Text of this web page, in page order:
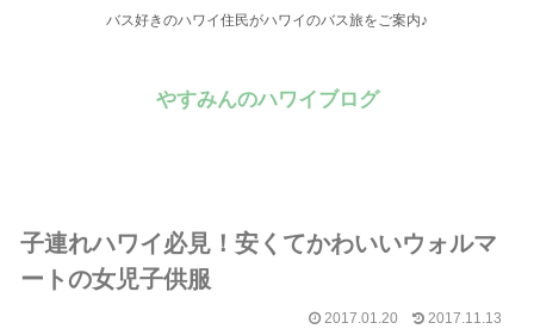
バス好きのハワイ住民がハワイのバス旅をご案内♪
やすみんのハワイブログ
子連れハワイ必見！安くてかわいいウォルマ
ートの女児子供服
2017.01.20 2017.11.13